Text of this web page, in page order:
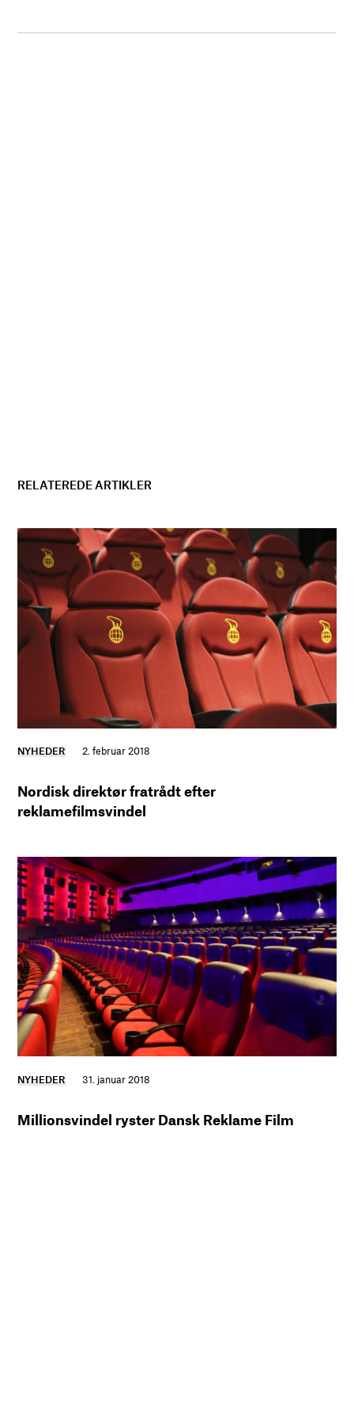
RELATEREDE ARTIKLER
NYHEDER 2. februar 2018
Nordisk direktør fratrådt efter
reklamefilmsvindel
NYHEDER 31. januar 2018
Millionsvindel ryster Dansk Reklame Film